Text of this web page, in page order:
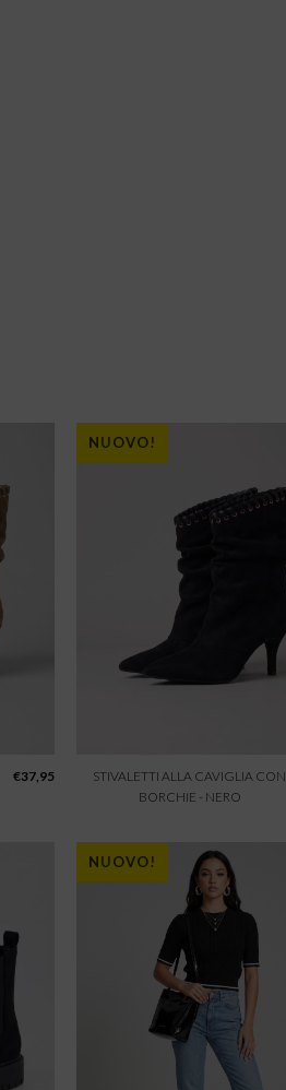
€37,95
NUOVO!
STIVALETTI ALLA CAVIGLIA CON
BORCHIE - NERO
NUOVO!